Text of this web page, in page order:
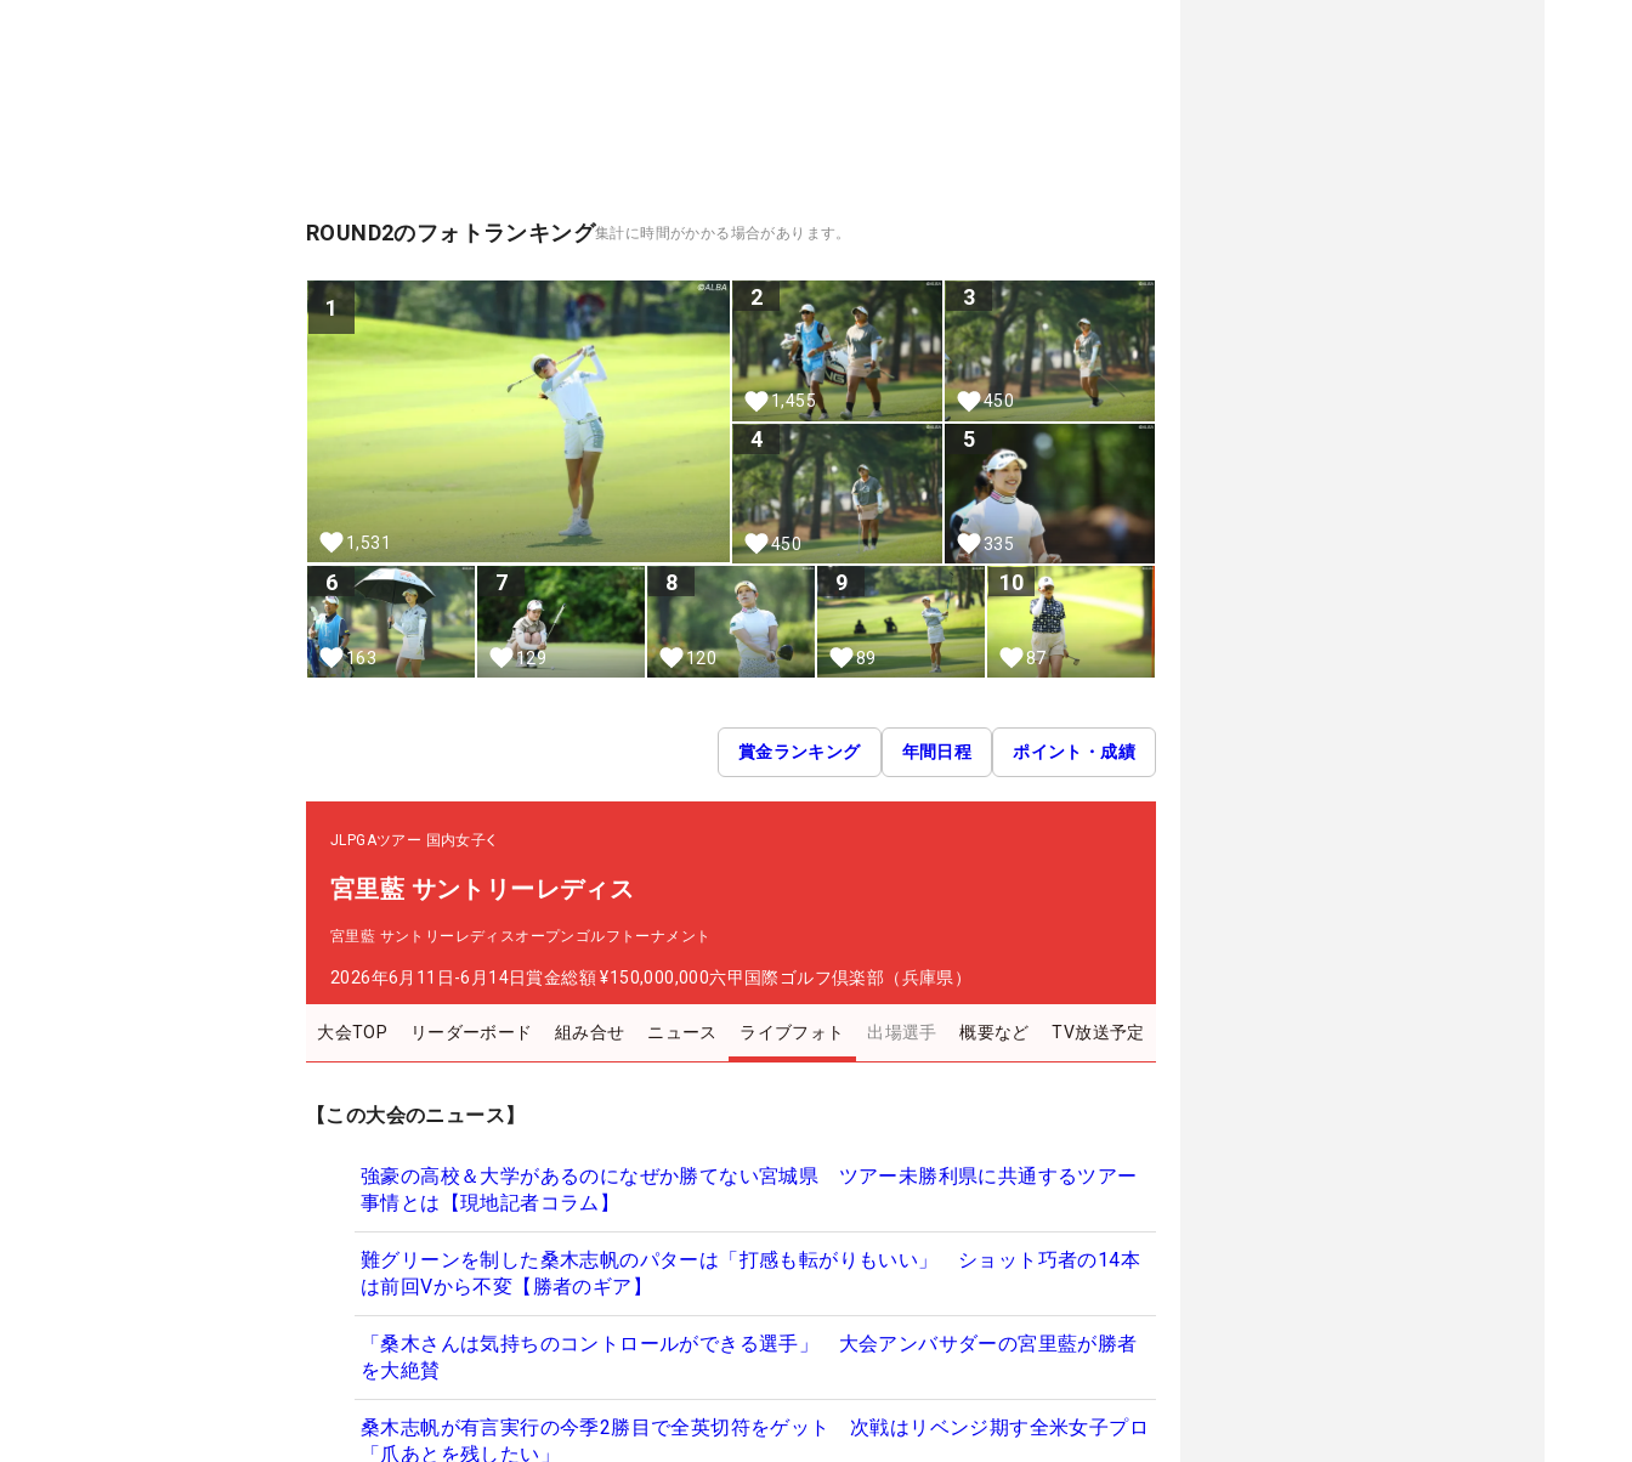
ROUND2のフォトランキング集計に時間がかかる場合があります。
1
1,531
2
1,455
3
450
4
450
5
335
6
163
7
129
8
120
9
89
10
87
賞金ランキング 年間日程 ポイント・成績
JLPGAツアー 国内女子
宮里藍 サントリーレディス
宮里藍 サントリーレディスオープンゴルフトーナメント
2026年6月11日-6月14日賞金総額 ¥150,000,000六甲国際ゴルフ倶楽部（兵庫県）
大会TOP リーダーボード 組み合せ ニュース ライブフォト 出場選手 概要など TV放送予定
【この大会のニュース】
強豪の高校＆大学があるのになぜか勝てない宮城県 ツアー未勝利県に共通するツアー
事情とは【現地記者コラム】
難グリーンを制した桑木志帆のパターは「打感も転がりもいい」 ショット巧者の14本
は前回Vから不変【勝者のギア】
「桑木さんは気持ちのコントロールができる選手」 大会アンバサダーの宮里藍が勝者
を大絶賛
桑木志帆が有言実行の今季2勝目で全英切符をゲット 次戦はリベンジ期す全米女子プロ
「爪あとを残したい」